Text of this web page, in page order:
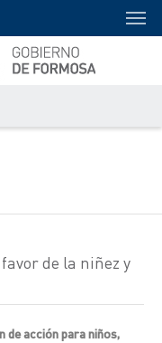
de la niñez y
acción para niños,